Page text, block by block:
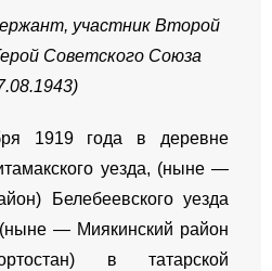
, участник Второй
Советского Союза
1919 года в деревне
уезда, (ныне —
Белебеевского уезда
— Миякинский район
в татарской